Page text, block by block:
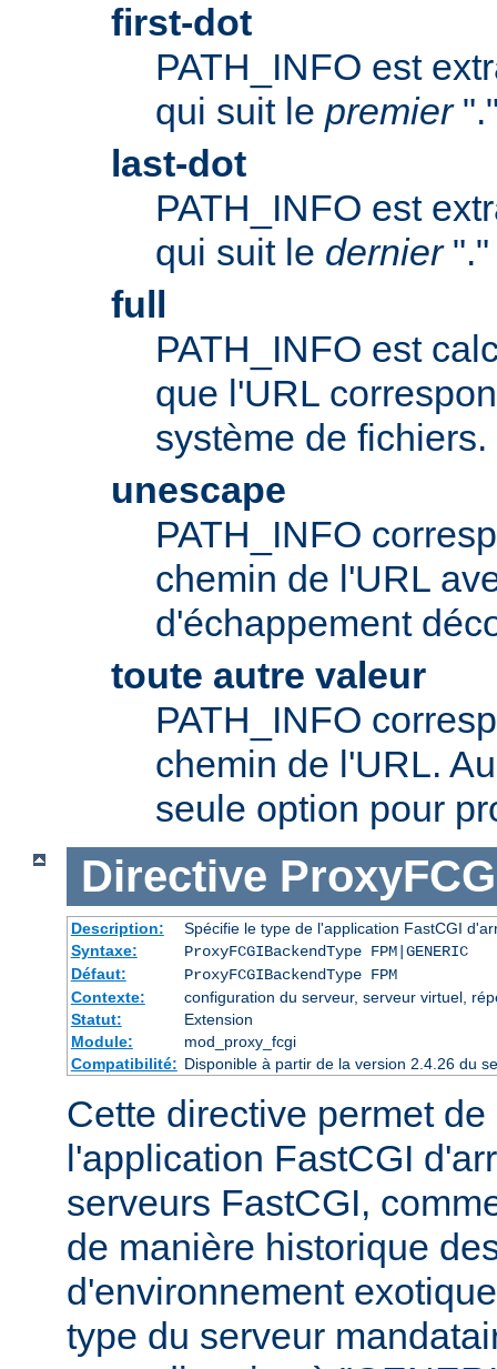
first-dot
PATH_INFO est
qui suit le premier
last-dot
PATH_INFO est
qui suit le dernier"."
full
PATH_INFO est
que l'URL
système de fichiers.
unescape
PATH_INFO
chemin de l'URL
d'échappement
toute autre valeur
PATH_INFO
chemin de l'URL.
seule option pour
Directive
Description:
Spécifie le type de l'application FastCGI
Syntaxe:
ProxyFCGIBackendType FPM|GENERIC
Défaut:
ProxyFCGIBackendType FPM
Contexte:
configuration du serveur, serveur virtuel,
Statut:
Extension
Module:
mod_proxy_fcgi
Compatibilité: Disponible à partir de la version 2.4.26 du
Cette directive permet
l'application FastCGI
serveurs FastCGI,
de manière historique
d'environnement
type du serveur